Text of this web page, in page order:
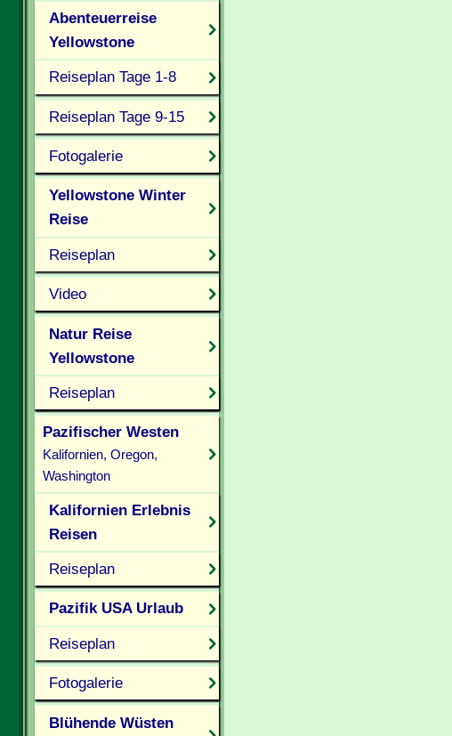
Abenteuerreise
Yellowstone
Reiseplan Tage 1-8
Reiseplan Tage 9-15
Fotogalerie
Yellowstone Winter
Reise
Reiseplan
Video
Natur Reise
Yellowstone
Reiseplan
Pazifischer Westen
Kalifornien, Oregon,
Washington
Kalifornien Erlebnis
Reisen
Reiseplan
Pazifik USA Urlaub
Reiseplan
Fotogalerie
Blühende Wüsten